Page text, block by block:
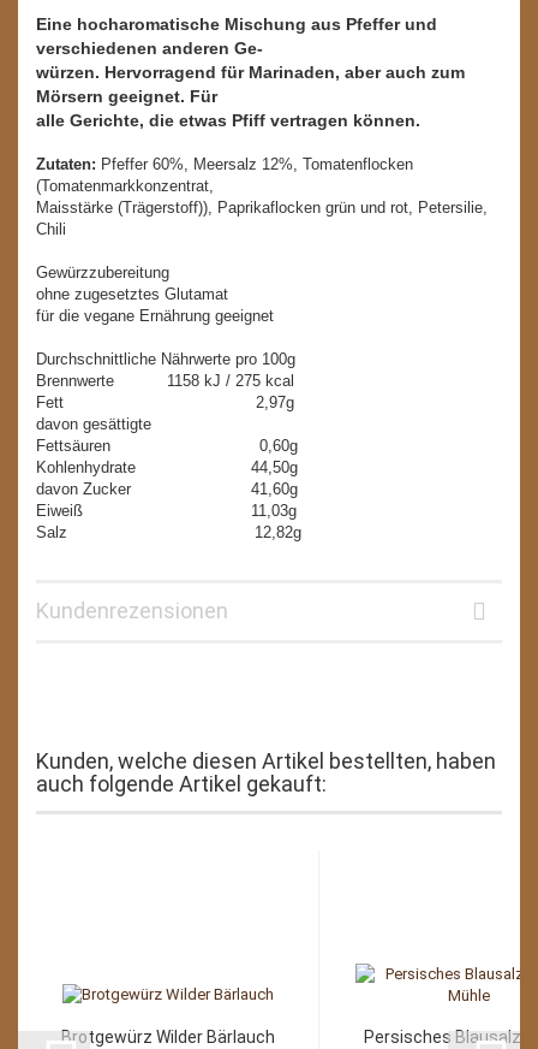
Eine hocharomatische Mischung aus Pfeffer und
verschiedenen anderen Ge-
würzen. Hervorragend für Marinaden, aber auch zum
Mörsern geeignet. Für
alle Gerichte, die etwas Pfiff vertragen können.
Zutaten: Pfeffer 60%, Meersalz 12%, Tomatenflocken
(Tomatenmarkkonzentrat,
Maisstärke (Trägerstoff)), Paprikaflocken grün und rot, Petersilie,
Chili
Gewürzzubereitung
ohne zugesetztes Glutamat
für die vegane Ernährung geeignet
Durchschnittliche Nährwerte pro 100g
Brennwerte 1158 kJ / 275 kcal
Fett 2,97g
davon gesättigte
Fettsäuren 0,60g
Kohlenhydrate 44,50g
davon Zucker 41,60g
Eiweiß 11,03g
Salz 12,82g
Kundenrezensionen
Kunden, welche diesen Artikel bestellten, haben
auch folgende Artikel gekauft:
Brotgewürz Wilder Bärlauch
Persisches Blausalz